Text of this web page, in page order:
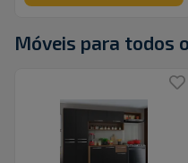
Móveis para todos